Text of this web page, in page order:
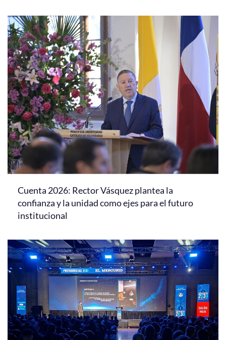
Cuenta 2026: Rector Vásquez plantea la
confianza y la unidad como ejes para el futuro
institucional